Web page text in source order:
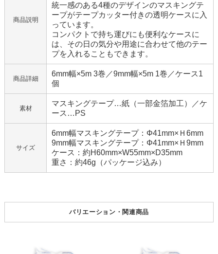
商品説明
統一感のある4種のデザインのマスキングテ
ープがテープカッター付きの透明ケースに入
っています。
コンパクトで持ち運びにも便利なケースに
は、その日の気分や用途に合わせて他のテー
プを入れることもできます。
商品詳細
6mm幅×5m 3巻／9mm幅×5m 1巻／ケース1
個
素材
マスキングテープ…紙（一部金箔加工）／ケ
ース…PS
サイズ
6mm幅マスキングテープ：Φ41mm×Ｈ6mm
9mm幅マスキングテープ：Φ41mm×Ｈ9mm
ケース：約H60mm×W55mm×D35mm
重さ：約46g（パッケージ込み）
バリエーション・関連商品